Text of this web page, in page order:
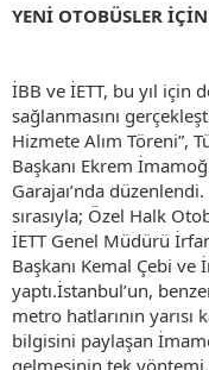
YENİ OTOBÜSLER
İBB ve İETT, bu yıl için
sağlanmasını
Hizmete Alım Töreni”,
Başkanı Ekrem
Garajaı’nda
sırasıyla; Özel Halk
İETT Genel Müdürü
Başkanı Kemal Çebi
yaptı.İstanbul’un,
metro hatlarının
bilgisini paylaşan
gelmesinin tek